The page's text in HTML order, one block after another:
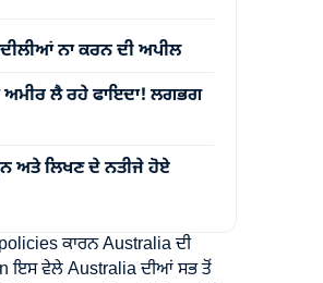
ਨਾ ਕਰਨ ਦੀ ਅਪੀਲ
ਅਮੀਰ ਲੈ ਰਹੇ ਫਾਇਦਾ! ਲਗਭਗ
ਅਤੇ ਲਿਖਣ ਦੇ ਨਤੀਜੇ ਹੋਏ
ਕਾਰਨ Australia ਦੀ
ਇਸ ਵੇਲੇ Australia ਦੀਆਂ ਸਭ ਤੋਂ